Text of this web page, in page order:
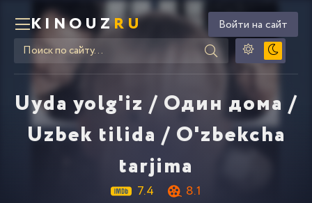
KINOUZRU Войти на сайт
Uyda yolg'iz / Один дома /
Uzbek tilida / O'zbekcha
tarjima
7.4 8.1